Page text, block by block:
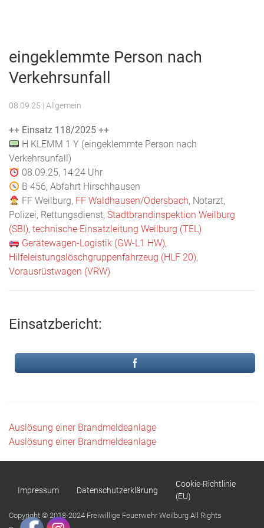
Feuerwehr
eingeklemmte Person nach
Verkehrsunfall
08.09.25 | Allgemein
++ Einsatz 118/2025 ++
H KLEMM 1 Y (eingeklemmte Person nach
Verkehrsunfall)
08.09.25, 14:24 Uhr
B 456, Abfahrt Hirschhausen
FF Weilburg, FF Waldhausen/Odersbach, Notarzt,
Polizei, Rettungsdienst, Stadtbrandinspektion Weilburg
(SBI), technische Einsatzleitung Weilburg (TEL)
Gerätewagen-Logistik (GW-L1 HW),
Hilfeleistungslöschgruppenfahrzeug (HLF 20),
Vorausrüstwagen (VRW)
Einsatzbericht:
Beitragsnavigation
Auslösung einer Brandmeldeanlage
Auslösung einer Brandmeldeanlage
Impressum Datenschutzerklärung
Cookie-Richtlinie
(EU)
Copyright © 2018-2024 Freiwillige Feuerwehr Weilburg All Rights